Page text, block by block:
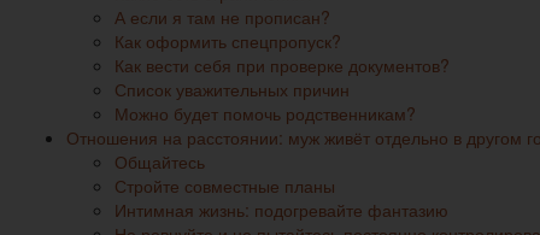
А если я там не прописан?
Как оформить спецпропуск?
Как вести себя при проверке документов?
Список уважительных причин
Можно будет помочь родственникам?
Отношения на расстоянии: муж живёт отдельно в
Общайтесь
Стройте совместные планы
Интимная жизнь: подогревайте фантазию